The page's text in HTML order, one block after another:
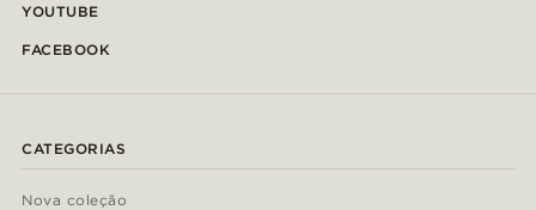
YOUTUBE
FACEBOOK
CATEGORIAS
Nova coleção